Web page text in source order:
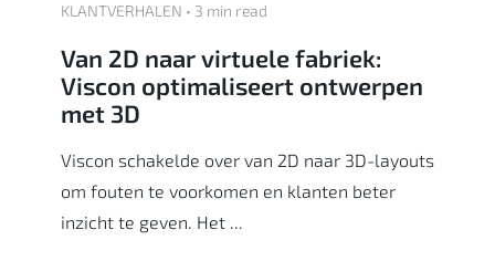
KLANTVERHALEN • 3 min read
Van 2D naar virtuele fabriek:
Viscon optimaliseert ontwerpen
met 3D
Viscon schakelde over van 2D naar 3D-layouts
om fouten te voorkomen en klanten beter
inzicht te geven. Het ...